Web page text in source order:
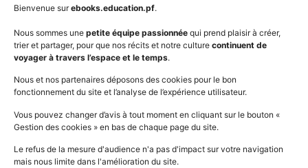
Bienvenue surebooks.education.pf.
Nous sommes une petite équipe passionnée qui prend plaisir à créer,
trier et partager, pour que nos récits et notre culture continuent de
voyager à travers l’espace et le temps.
Nous et nos partenaires déposons des cookies pour le bon
fonctionnement du site et l’analyse de l’expérience utilisateur.
Vous pouvez changer d’avis à tout moment en cliquant sur le bouton «
Gestion des cookies » en bas de chaque page du site.
Le refus de la mesure d'audience n'a pas d'impact sur votre navigation
mais nous limite dans l'amélioration du site.
AudioBooks
Outils
Vidéos
Mentions légales
www.education.pf
SUIVEZ L'ACTUALITÉ DE L'ÉDUCATION